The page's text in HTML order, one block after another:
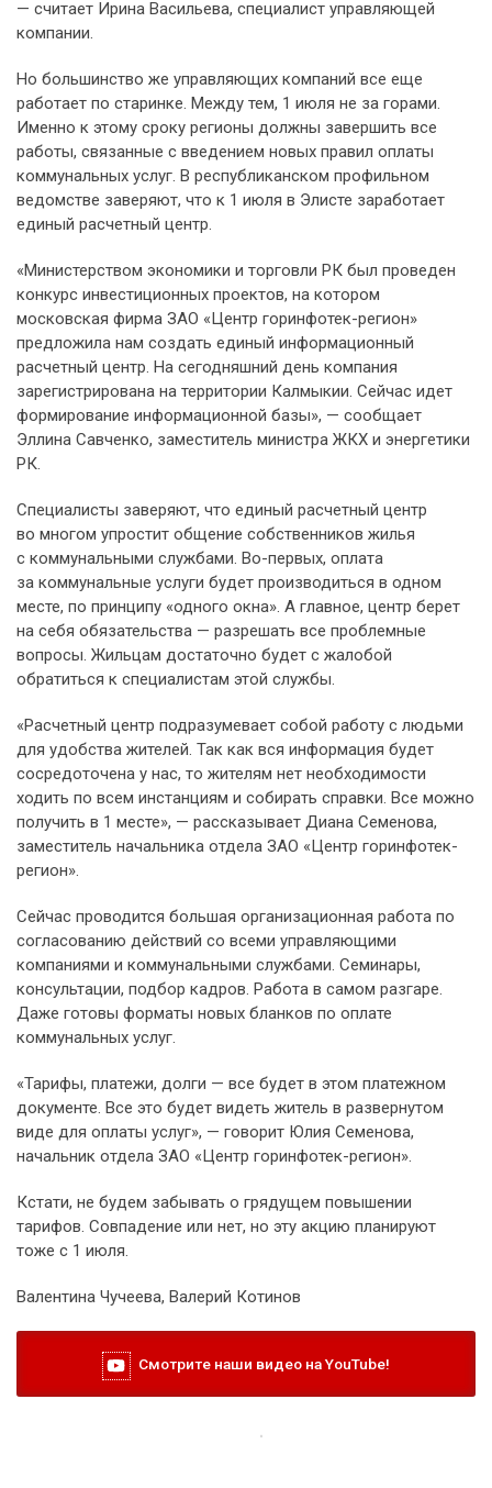
— считает Ирина Васильева, специалист управляющей
компании.
Но большинство же управляющих компаний все еще
работает по старинке. Между тем, 1 июля не за горами.
Именно к этому сроку регионы должны завершить все
работы, связанные с введением новых правил оплаты
коммунальных услуг. В республиканском профильном
ведомстве заверяют, что к 1 июля в Элисте заработает
единый расчетный центр.
«Министерством экономики и торговли РК был проведен
конкурс инвестиционных проектов, на котором
московская фирма ЗАО «Центр горинфотек-регион»
предложила нам создать единый информационный
расчетный центр. На сегодняшний день компания
зарегистрирована на территории Калмыкии. Сейчас идет
формирование информационной базы», — сообщает
Эллина Савченко, заместитель министра ЖКХ и энергетики
РК.
Специалисты заверяют, что единый расчетный центр
во многом упростит общение собственников жилья
с коммунальными службами. Во-первых, оплата
за коммунальные услуги будет производиться в одном
месте, по принципу «одного окна». А главное, центр берет
на себя обязательства — разрешать все проблемные
вопросы. Жильцам достаточно будет с жалобой
обратиться к специалистам этой службы.
«Расчетный центр подразумевает собой работу с людьми
для удобства жителей. Так как вся информация будет
сосредоточена у нас, то жителям нет необходимости
ходить по всем инстанциям и собирать справки. Все можно
получить в 1 месте», — рассказывает Диана Семенова,
заместитель начальника отдела ЗАО «Центр горинфотек-
регион».
Сейчас проводится большая организационная работа по
согласованию действий со всеми управляющими
компаниями и коммунальными службами. Семинары,
консультации, подбор кадров. Работа в самом разгаре.
Даже готовы форматы новых бланков по оплате
коммунальных услуг.
«Тарифы, платежи, долги — все будет в этом платежном
документе. Все это будет видеть житель в развернутом
виде для оплаты услуг», — говорит Юлия Семенова,
начальник отдела ЗАО «Центр горинфотек-регион».
Кстати, не будем забывать о грядущем повышении
тарифов. Совпадение или нет, но эту акцию планируют
тоже с 1 июля.
Валентина Чучеева, Валерий Котинов
Смотрите наши видео на YouTube!